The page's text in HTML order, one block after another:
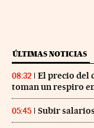
ÚLTIMAS NOTICIAS
08:32
El precio del
toman un respiro
05:45 Subir